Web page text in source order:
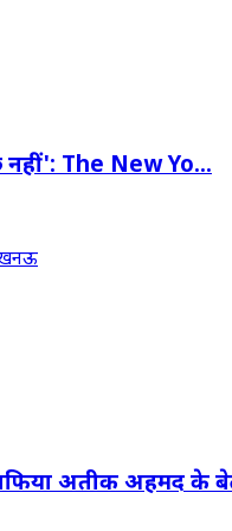
नहीं': The New Yo...
अतीक अहमद के